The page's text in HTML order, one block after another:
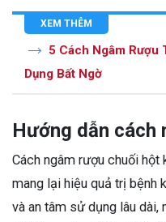
XEM THÊM
5 Cách Ngâm Rượu
Dụng Bất Ngờ
Hướng dẫn cách
Cách ngâm rượu chuối hột
mang lại hiệu quả trị bệnh
và an tâm sử dụng lâu